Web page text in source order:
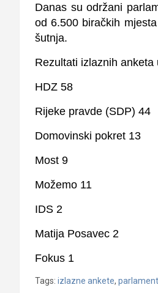
Danas su održani
od 6.500 biračkih
šutnja.
Rezultati izlaznih
HDZ 58
Rijeke pravde (SDP) 44
Domovinski pokret 13
Most 9
Možemo 11
IDS 2
Matija Posavec 2
Fokus 1
Tags: izlazne ankete,